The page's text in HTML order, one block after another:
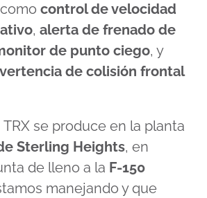
control de velocidad
, alerta de frenado de
de punto ciego, y
de colisión frontal
se produce en la planta
Sterling Heights, en
de lleno a la F-150
manejando y que